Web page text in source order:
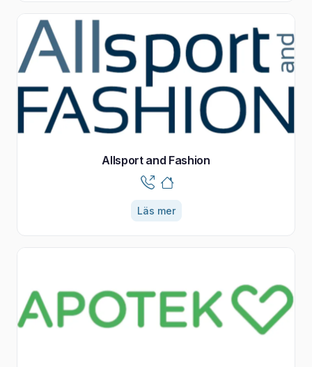
Allsport and Fashion
Läs mer